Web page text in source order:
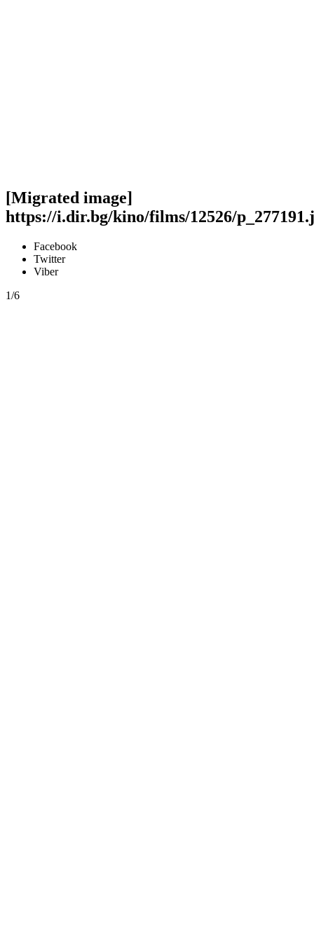
[Migrated image]
https://i.dir.bg/kino/films/12526/
Facebook
Twitter
Viber
1/6